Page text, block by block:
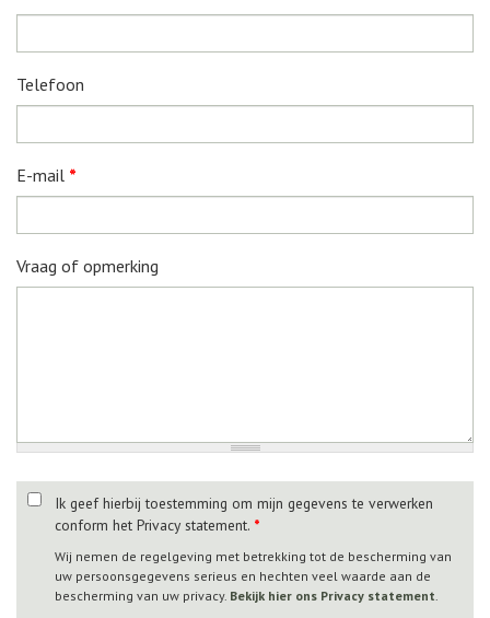
Telefoon
E-mail *
Vraag of opmerking
Ik geef hierbij toestemming om mijn gegevens te verwerken
conform het Privacy statement. *
Wij nemen de regelgeving met betrekking tot de bescherming van
uw persoonsgegevens serieus en hechten veel waarde aan de
bescherming van uw privacy. Bekijk hier ons Privacy statement.